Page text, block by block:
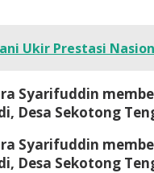
Ukir Prestasi
Syarifuddin
Desa Sekotong
Syarifuddin
Desa Sekotong